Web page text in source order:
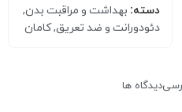
دسته: بهداشت و مراقبت بدن,
دئودورانت و ضد تعریق,کامان
دیدگاه ها